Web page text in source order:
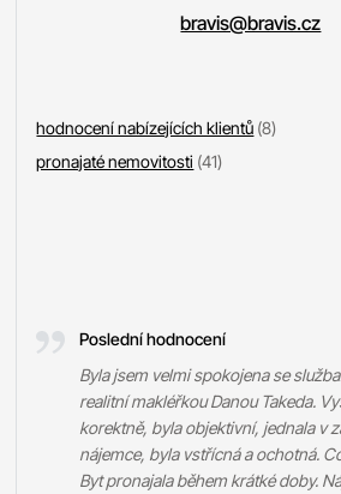
bravis@bravis.cz
hodnocení nabízejících klientů (8)
pronajaté nemovitosti (41)
Poslední hodnocení
Byla jsem velmi spokojena se
realitní makléřkou Danou Takeda.
korektně, byla objektivní, jednala v
nájemce, byla vstřícná a ochotná.
Byt pronajala během krátké doby.